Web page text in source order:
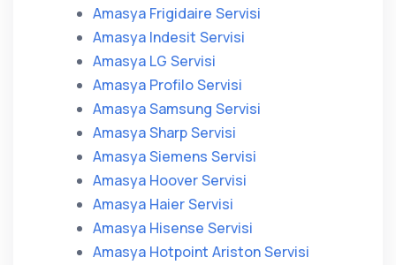
Amasya Frigidaire Servisi
Amasya Indesit Servisi
Amasya LG Servisi
Amasya Profilo Servisi
Amasya Samsung Servisi
Amasya Sharp Servisi
Amasya Siemens Servisi
Amasya Hoover Servisi
Amasya Haier Servisi
Amasya Hisense Servisi
Amasya Hotpoint Ariston Servisi